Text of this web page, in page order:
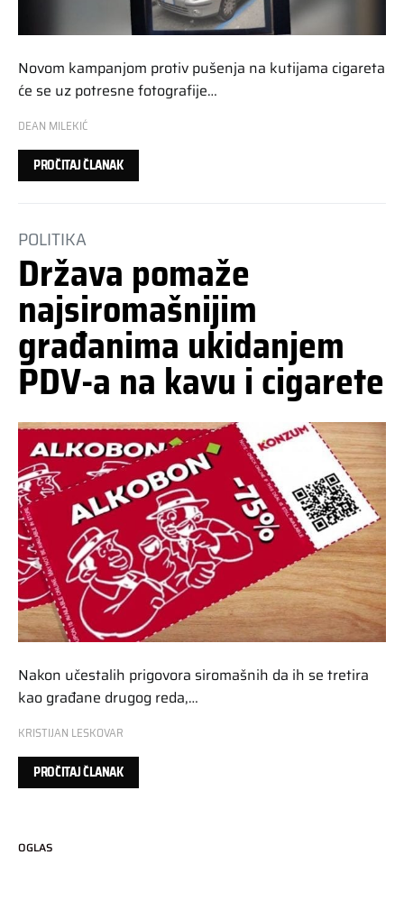
Novom kampanjom protiv pušenja na kutijama cigareta
će se uz potresne fotografije…
DEAN MILEKIĆ
PROČITAJ ČLANAK
POLITIKA
Država pomaže
najsiromašnijim
građanima ukidanjem
PDV-a na kavu i cigarete
Nakon učestalih prigovora siromašnih da ih se tretira
kao građane drugog reda,…
KRISTIJAN LESKOVAR
PROČITAJ ČLANAK
OGLAS